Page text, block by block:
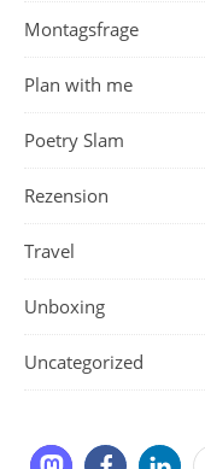
Montagsfrage
Plan with me
Poetry Slam
Rezension
Travel
Unboxing
Uncategorized